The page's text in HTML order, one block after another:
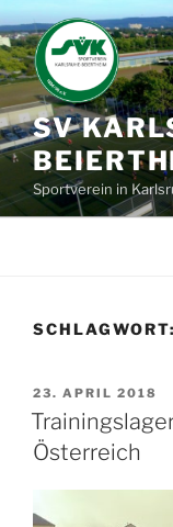
Zum
Inhalt
springen
SV
Sportverein in
SCHLAGWORT:
VERÖFFENTLICHT
AM
23. APRIL 2018
Österreich